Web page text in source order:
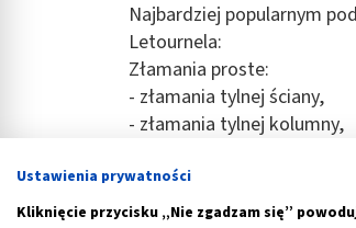
Najbardziej popularnym
Letournela:
Złamania proste:
- złamania tylnej ściany,
- złamania tylnej kolumny,
- złamania przedniej
- złamanie poprzeczne.
Ustawienia prywatności
Kliknięcie przycisku „Nie zgadzam się”